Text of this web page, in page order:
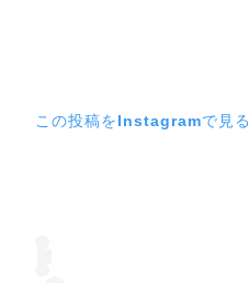
この投稿をInstagramで見る